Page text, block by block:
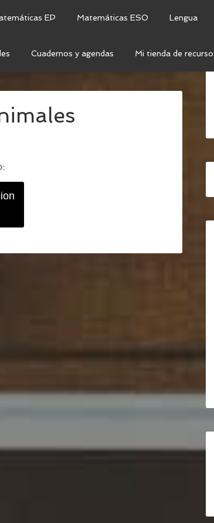
EP Matemáticas ESO Lengua
Cuadernos y agendas Mi tienda de
EJERCICIO CLASIFICACION